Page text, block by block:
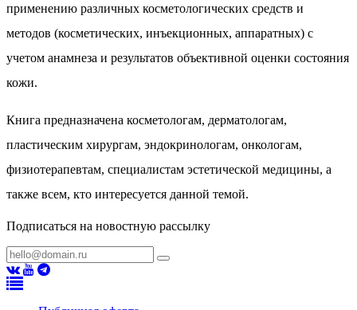
применению различных косметологических средств и
методов (косметических, инъекционных, аппаратных) с
учетом анамнеза и результатов объективной оценки состояния
кожи.
Книга предназначена косметологам, дерматологам,
пластическим хирургам, эндокринологам, онкологам,
физиотерапевтам, специалистам эстетической медицины, а
также всем, кто интересуется данной темой.
Подписаться на новостную рассылку